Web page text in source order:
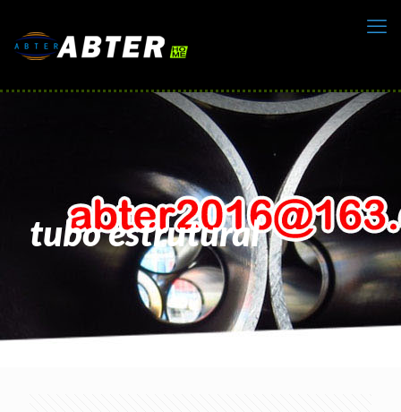
tubo estrutural